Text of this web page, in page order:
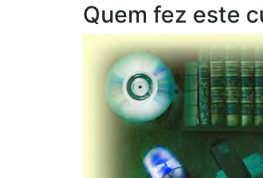
Quem fez este